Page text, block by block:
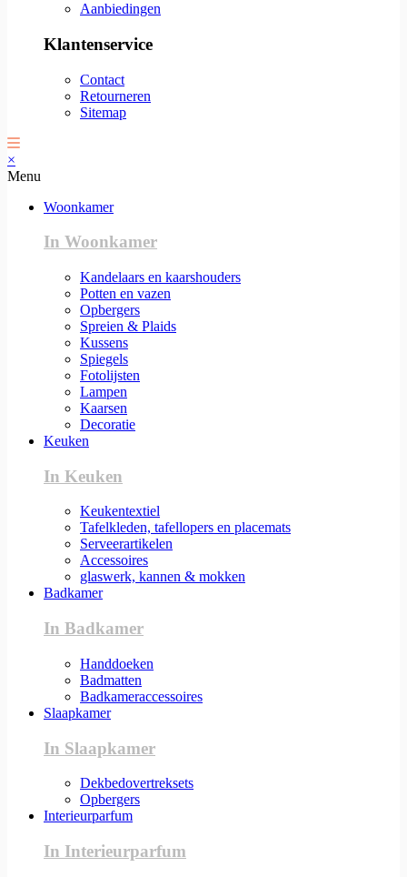
Aanbiedingen
Klantenservice
Contact
Retourneren
Sitemap
×
Menu
Woonkamer
In Woonkamer
Kandelaars en kaarshouders
Potten en vazen
Opbergers
Spreien & Plaids
Kussens
Spiegels
Fotolijsten
Lampen
Kaarsen
Decoratie
Keuken
In Keuken
Keukentextiel
Tafelkleden, tafellopers en placemats
Serveerartikelen
Accessoires
glaswerk, kannen & mokken
Badkamer
In Badkamer
Handdoeken
Badmatten
Badkameraccessoires
Slaapkamer
In Slaapkamer
Dekbedovertreksets
Opbergers
Interieurparfum
In Interieurparfum